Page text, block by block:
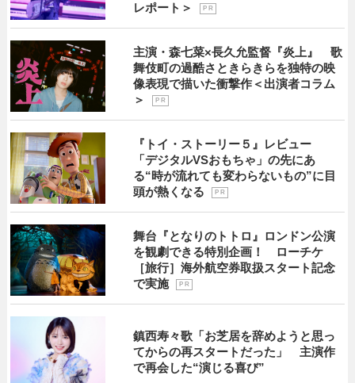
レポート＞
P R
主演・森七菜×長久允監督『炎上』 歌
舞伎町の過酷さときらきらを独特の映
像表現で描いた衝撃作＜出演者コラム
＞
P R
『トイ・ストーリー５』レビュー
「デジタルVSおもちゃ」の先にあ
る“時が流れても変わらないもの”に目
頭が熱くなる
P R
舞台『となりのトトロ』ロンドン公演
を観劇できる特別企画！ ローチケ
［旅行］海外航空券取扱スタート記念
で実施
P R
鎮西寿々歌「お芝居を辞めようと思っ
てからの再スタートだった」 主演作
で再会した“演じる喜び”